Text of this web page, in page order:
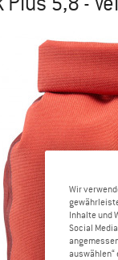
Wir
Inhalte und
Social